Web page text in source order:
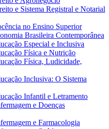
e Sistema Registral e Notarial
no Ensino Superior
Brasileira Contemporânea
Especial e Inclusiva
Física e Nutrição
Física, Ludicidade,
Inclusiva: O Sistema
Infantil e Letramento
e Doenças
e Farmacologia